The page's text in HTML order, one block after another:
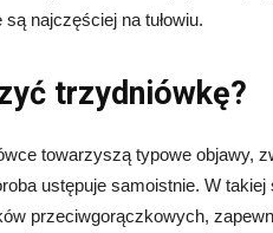
najczęściej na tułowiu.
trzydniówkę?
towarzyszą typowe objawy,
ustępuje samoistnie. W
przeciwgorączkowych,